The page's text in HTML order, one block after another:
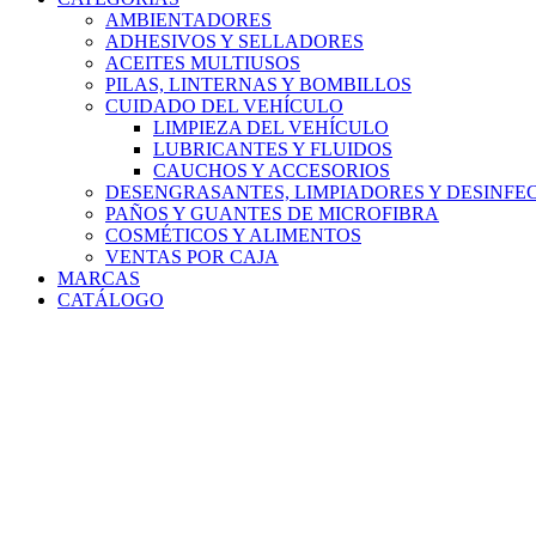
AMBIENTADORES
ADHESIVOS Y SELLADORES
ACEITES MULTIUSOS
PILAS, LINTERNAS Y BOMBILLOS
CUIDADO DEL VEHÍCULO
LIMPIEZA DEL VEHÍCULO
LUBRICANTES Y FLUIDOS
CAUCHOS Y ACCESORIOS
DESENGRASANTES, LIMPIADORES Y
PAÑOS Y GUANTES DE MICROFIBRA
COSMÉTICOS Y ALIMENTOS
VENTAS POR CAJA
MARCAS
CATÁLOGO